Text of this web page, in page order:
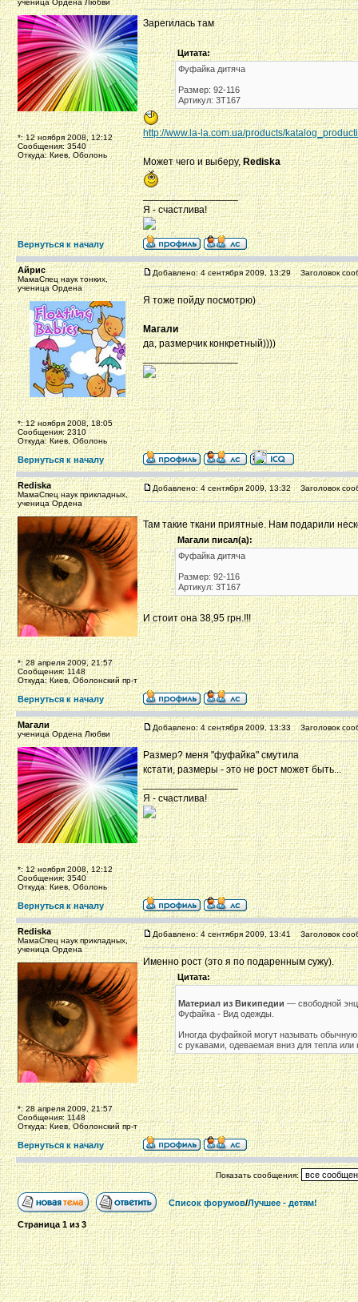
ученица Ордена Любви
*: 12 ноября 2008, 12:12
Сообщения: 3540
Откуда: Киев, Оболонь
Зарегилась там
Цитата:
Фуфайка дитяча
Размер: 92-116
Артикул: 3Т167
http://www.la-la.com.ua/products/
Может чего и выберу,Rediska
_________________
Я - счастлива!
Вернуться к началу
Айрис
МамаСпец наук тонких,
ученица Ордена
*: 12 ноября 2008, 18:05
Сообщения: 2310
Откуда: Киев, Оболонь
Добавлено: 4 сентября 2009, 13:29 Заголовок
Я тоже пойду посмотрю)
Магали
да, размерчик конкретный))))
_________________
Вернуться к началу
Rediska
МамаСпец наук прикладных,
ученица Ордена
*: 28 апреля 2009, 21:57
Сообщения: 1148
Откуда: Киев, Оболонский пр-т
Добавлено: 4 сентября 2009, 13:32 Заголовок
Там такие ткани приятные. Нам подарили
Магали писал(а):
Фуфайка дитяча
Размер: 92-116
Артикул: 3Т167
И стоит она 38,95 грн.!!!
Вернуться к началу
Магали
ученица Ордена Любви
*: 12 ноября 2008, 12:12
Сообщения: 3540
Откуда: Киев, Оболонь
Добавлено: 4 сентября 2009, 13:33 Заголовок
Размер? меня "фуфайка" смутила
кстати, размеры - это не рост может быть...
_________________
Я - счастлива!
Вернуться к началу
Rediska
МамаСпец наук прикладных,
ученица Ордена
*: 28 апреля 2009, 21:57
Сообщения: 1148
Откуда: Киев, Оболонский пр-т
Добавлено: 4 сентября 2009, 13:41 Заголовок
Именно рост (это я по подаренным сужу).
Цитата:
Материал из Википедии — свободной
Фуфайка - Вид одежды.
Иногда фуфайкой могут называть
с рукавами, одеваемая вниз для тепла
Вернуться к началу
Показать сообщения:
Список форумов/Лучшее - детям!
Страница1из3